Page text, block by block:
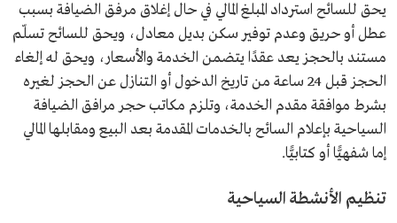
يحق للسائح استرداد المبلغ المالي في حال إغلاق مرفق الضيافة بسبب
عطل أو حريق وعدم توفير سكن بديل معادل، ويحق للسائح تسلّم
مستند بالحجز يعد عقدًا يتضمن الخدمة والأسعار، ويحق له إلغاء
الحجز قبل 24 ساعة من تاريخ الدخول أو التنازل عن الحجز لغيره
بشرط موافقة مقدم الخدمة، وتلزم مكاتب حجر مرافق الضيافة
السياحية بإعلام السائح بالخدمات المقدمة بعد البيع ومقابلها المالي
إما شفهيًّا أو كتابيًّا.
تنظيم الأنشطة السياحية